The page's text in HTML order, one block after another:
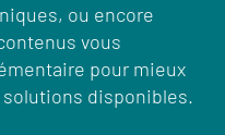
ou encore
vous
pour mieux
disponibles.